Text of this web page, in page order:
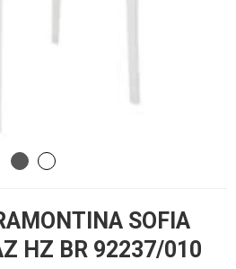
SOFIA
HZ BR 92237/010